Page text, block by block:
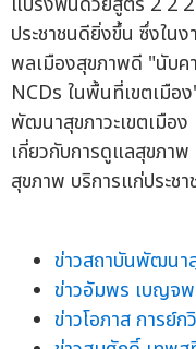
ประชาชนดียิ่งขึ้น ซึ่งใน
พลเมืองสุขภาพดี "นับค
NCDs ในพื้นที่เขตเมือ
พัฒนาสุขภาวะเขตเมือ
เกี่ยวกับการดูแลสุขภา
สุขภาพ บริการแก่ประชา
ข่าวสถาบันพัฒนา
ข่าวอัมพร เบญจ
ข่าวโอภาส การย์